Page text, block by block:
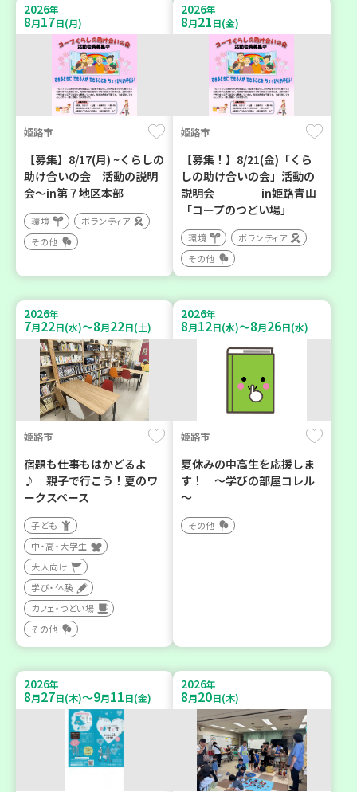
2026年
8月17日(月)
姫路市
【募集】8/17(月) ~くらしの
助け合いの会 活動の説明
会～in第７地区本部
環境
ボランティア
その他
2026年
8月21日(金)
姫路市
【募集！】8/21(金)「くら
しの助け合いの会」活動の
説明会 in姫路青山
「コープのつどい場」
環境
ボランティア
その他
2026年
7月22日(水)～8月22日(土)
姫路市
宿題も仕事もはかどるよ
♪ 親子で行こう！夏のワ
ークスペース
子ども
中・高・大学生
大人向け
学び・体験
カフェ・つどい場
その他
2026年
8月12日(水)～8月26日(水)
姫路市
夏休みの中高生を応援しま
す！ ～学びの部屋コレル
～
その他
2026年
8月27日(木)～9月11日(金)
2026年
8月20日(木)